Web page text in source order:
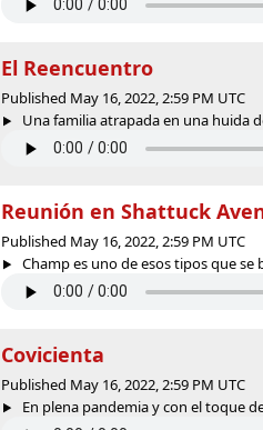
El Reencuentro
Published May 16, 2022, 2:59 PM UTC
Una familia atrapada en una huida
Reunión en Shattuck
Published May 16, 2022, 2:59 PM UTC
Champ es uno de esos tipos que se
Covicienta
Published May 16, 2022, 2:59 PM UTC
En plena pandemia y con el toque